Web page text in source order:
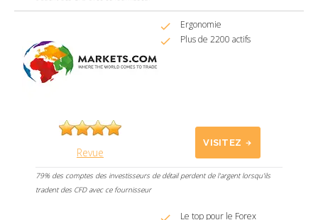
Ergonomie
Plus de 2200 actifs
Revue
VISITEZ
79% des comptes des investisseurs de détail perdent de l'argent lorsqu'ils
tradent des CFD avec ce fournisseur
Le top pour le Forex